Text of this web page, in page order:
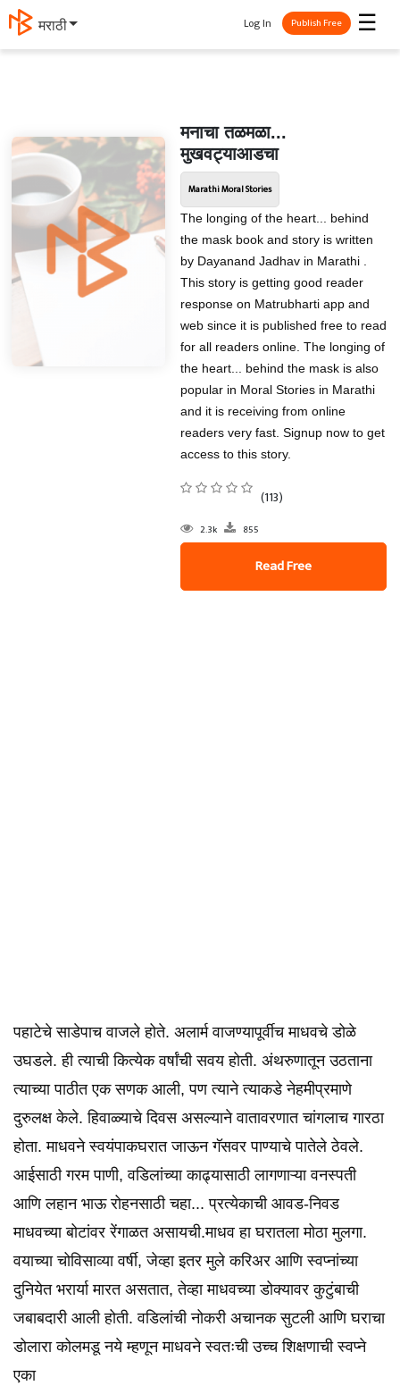
मराठी ☰
Log In Publish Free
मनाचा तळमळा...
मुखवट्याआडचा
Marathi Moral Stories
The longing of the heart... behind
the mask book and story is written
by Dayanand Jadhav in Marathi .
This story is getting good reader
response on Matrubharti app and
web since it is published free to read
for all readers online. The longing of
the heart... behind the mask is also
popular in Moral Stories in Marathi
and it is receiving from online
readers very fast. Signup now to get
access to this story.
(113)
2.3k 855
Read Free
पहाटेचे साडेपाच वाजले होते. अलार्म वाजण्यापूर्वीच माधवचे डोळे
उघडले. ही त्याची कित्येक वर्षांची सवय होती. अंथरुणातून उठताना
त्याच्या पाठीत एक सणक आली, पण त्याने त्याकडे नेहमीप्रमाणे
दुरुलक्ष केले. हिवाळ्याचे दिवस असल्याने वातावरणात चांगलाच गारठा
होता. माधवने स्वयंपाकघरात जाऊन गॅसवर पाण्याचे पातेले ठेवले.
आईसाठी गरम पाणी, वडिलांच्या काढ्यासाठी लागणाऱ्या वनस्पती
आणि लहान भाऊ रोहनसाठी चहा... प्रत्येकाची आवड-निवड
माधवच्या बोटांवर रेंगाळत असायची.माधव हा घरातला मोठा मुलगा.
वयाच्या चोविसाव्या वर्षी, जेव्हा इतर मुले करिअर आणि स्वप्नांच्या
दुनियेत भरार्या मारत असतात, तेव्हा माधवच्या डोक्यावर कुटुंबाची
जबाबदारी आली होती. वडिलांची नोकरी अचानक सुटली आणि घराचा
डोलारा कोलमडू नये म्हणून माधवने स्वतःची उच्च शिक्षणाची स्वप्ने
एका